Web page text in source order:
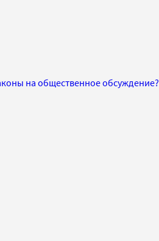
на общественное обсуждение?